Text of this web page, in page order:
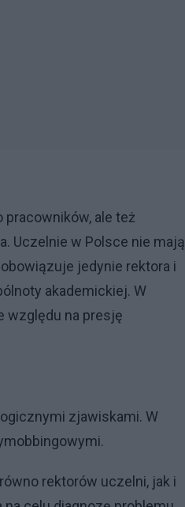
ale też
Uczelnie w Polsce nie mają
jedynie rektora i
akademickiej. W
względu na presję
zjawiskami. W
rektorów uczelni, jak i